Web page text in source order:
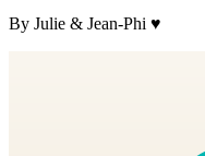
By Julie & Jean-Phi ♥